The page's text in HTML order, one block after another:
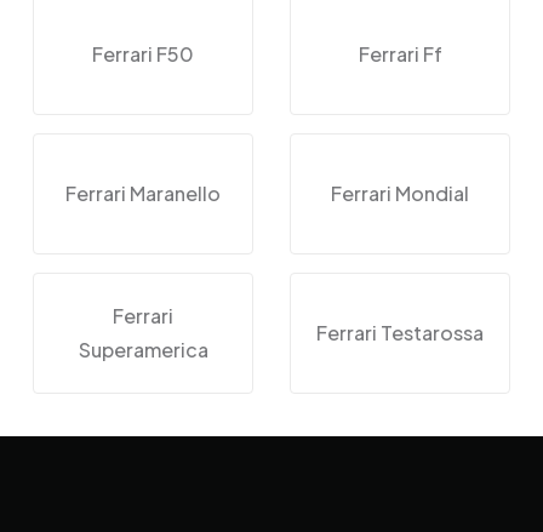
Ferrari F50 Ferrari Ff
Ferrari Maranello Ferrari Mondial
Ferrari
Superamerica
Ferrari Testarossa